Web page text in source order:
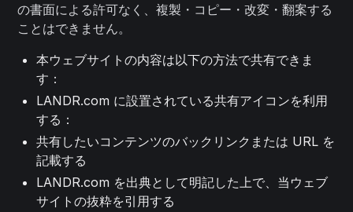
の書面による許可なく、複製・コピー・改変・翻案する
ことはできません。
本ウェブサイトの内容は以下の方法で共有できま
す：
LANDR.com に設置されている共有アイコンを利用
する：
共有したいコンテンツのバックリンクまたは URL を
記載する
LANDR.com を出典として明記した上で、当ウェブ
サイトの抜粋を引用する